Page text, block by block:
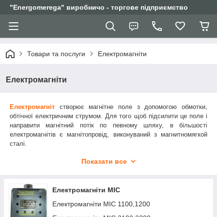
"Еnergomerega" виробничо - торгове підприємство
Товари та послуги Електромагніти
Електромагніти
Електромагніт
створює магнітне поле з допомогою обмотки,
обтічної електричним струмом. Для того щоб підсилити це поле і
направити магнітний потік по певному шляху, в більшості
електромагнітів є магнітопровід, виконуваний з магнитномягкой
сталі.
іншому вигляді. Вони містяться в багатьох побутових приладах -
електробритви, магнітофонах, телевізорах тощо Пристрою техніки
зв'язку - телефонія, телеграфия і радіо немислимі без їх
Показати все
Електромагніти МІС
Електромагніти МІС 1100,1200